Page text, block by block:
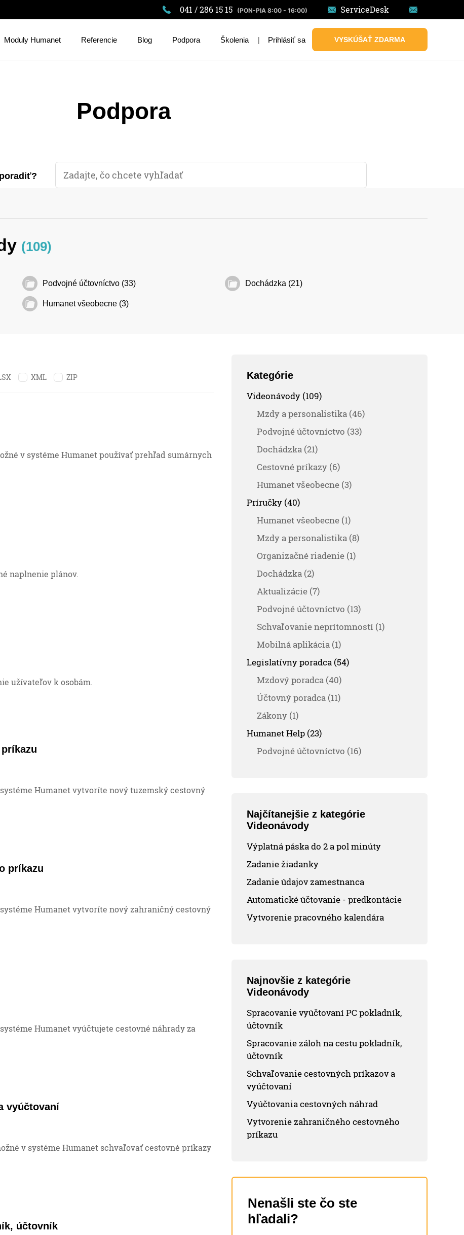
041 / 286 15 15 (PON-PIA 8:00 - 16:00) ServiceDesk
Moduly Humanet Referencie Blog Podpora Školenia | Prihlásiť sa VYSKÚŠAŤ ZDARMA
Podpora
(109)
Podvojné účtovníctvo (33) Dochádzka (21)
Humanet všeobecne (3)
XML ZIP
v systéme Humanet používať prehľad sumárnych
naplnenie plánov.
užívateľov k osobám.
Humanet vytvoríte nový tuzemský cestovný
príkazu
Humanet vytvoríte nový zahraničný cestovný
Humanet vyúčtujete cestovné náhrady za
vyúčtovaní
v systéme Humanet schvaľovať cestovné príkazy
účtovník
Kategórie
Videonávody (109)
Mzdy a personalistika (46)
Podvojné účtovníctvo (33)
Dochádzka (21)
Cestovné príkazy (6)
Humanet všeobecne (3)
Príručky (40)
Humanet všeobecne (1)
Mzdy a personalistika (8)
Organizačné riadenie (1)
Dochádzka (2)
Aktualizácie (7)
Podvojné účtovníctvo (13)
Schvaľovanie neprítomností (1)
Mobilná aplikácia (1)
Legislatívny poradca (54)
Mzdový poradca (40)
Účtovný poradca (11)
Zákony (1)
Humanet Help (23)
Podvojné účtovníctvo (16)
Najčítanejšie z kategórie
Videonávody
Výplatná páska do 2 a pol minúty
Zadanie žiadanky
Zadanie údajov zamestnanca
Automatické účtovanie - predkontácie
Vytvorenie pracovného kalendára
Najnovšie z kategórie
Videonávody
Spracovanie vyúčtovaní PC pokladník,
účtovník
Spracovanie záloh na cestu pokladník,
účtovník
Schvaľovanie cestovných príkazov a
vyúčtovaní
Vyúčtovania cestovných náhrad
Vytvorenie zahraničného cestovného
príkazu
Nenašli ste čo ste
hľadali?